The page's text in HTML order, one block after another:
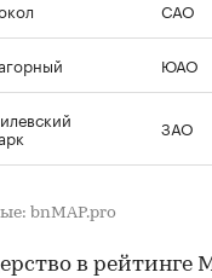
САО
ЮАО
ЗАО
bnMAP.pro
в рейтинге